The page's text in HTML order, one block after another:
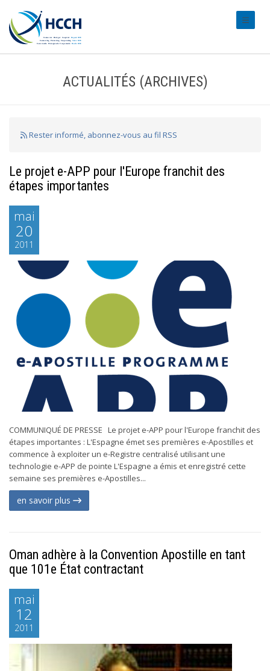
ACTUALITÉS (ARCHIVES)
Rester informé, abonnez-vous au fil RSS
Le projet e-APP pour l'Europe franchit des
étapes importantes
mai
20
2011
COMMUNIQUÉ DE PRESSE Le projet e-APP pour l'Europe franchit des
étapes importantes : L'Espagne émet ses premières e-Apostilles et
commence à exploiter un e-Registre centralisé utilisant une
technologie e-APP de pointe L'Espagne a émis et enregistré cette
semaine ses premières e-Apostilles...
en savoir plus
Oman adhère à la Convention Apostille en tant
que 101e État contractant
mai
12
2011